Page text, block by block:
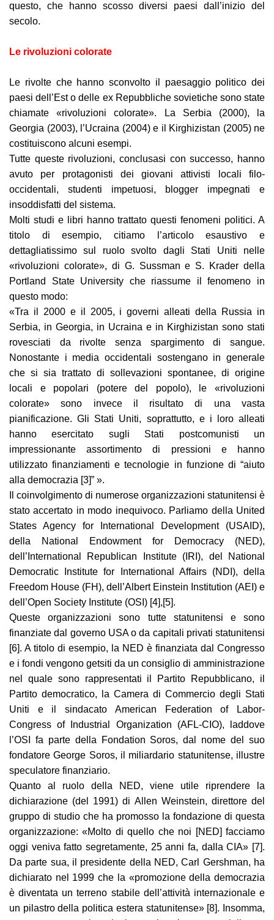
questo, che hanno scosso diversi paesi dall’inizio del
secolo.
Le rivoluzioni colorate
Le rivolte che hanno sconvolto il paesaggio politico dei
paesi dell’Est o delle ex Repubbliche sovietiche sono state
chiamate «rivoluzioni colorate». La Serbia (2000), la
Georgia (2003), l’Ucraina (2004) e il Kirghizistan (2005) ne
costituiscono alcuni esempi.
Tutte queste rivoluzioni, conclusasi con successo, hanno
avuto per protagonisti dei giovani attivisti locali filo-
occidentali, studenti impetuosi, blogger impegnati e
insoddisfatti del sistema.
Molti studi e libri hanno trattato questi fenomeni politici. A
titolo di esempio, citiamo l’articolo esaustivo e
dettagliatissimo sul ruolo svolto dagli Stati Uniti nelle
«rivoluzioni colorate», di G. Sussman e S. Krader della
Portland State University che riassume il fenomeno in
questo modo:
«Tra il 2000 e il 2005, i governi alleati della Russia in
Serbia, in Georgia, in Ucraina e in Kirghizistan sono stati
rovesciati da rivolte senza spargimento di sangue.
Nonostante i media occidentali sostengano in generale
che si sia trattato di sollevazioni spontanee, di origine
locali e popolari (potere del popolo), le «rivoluzioni
colorate» sono invece il risultato di una vasta
pianificazione. Gli Stati Uniti, soprattutto, e i loro alleati
hanno esercitato sugli Stati postcomunisti un
impressionante assortimento di pressioni e hanno
utilizzato finanziamenti e tecnologie in funzione di “aiuto
alla democrazia [3]” ».
Il coinvolgimento di numerose organizzazioni statunitensi è
stato accertato in modo inequivoco. Parliamo della United
States Agency for International Development (USAID),
della National Endowment for Democracy (NED),
dell’International Republican Institute (IRI), del National
Democratic Institute for International Affairs (NDI), della
Freedom House (FH), dell’Albert Einstein Institution (AEI) e
dell’Open Society Institute (OSI) [4],[5].
Queste organizzazioni sono tutte statunitensi e sono
finanziate dal governo USA o da capitali privati statunitensi
[6]. A titolo di esempio, la NED è finanziata dal Congresso
e i fondi vengono getsiti da un consiglio di amministrazione
nel quale sono rappresentati il Partito Repubblicano, il
Partito democratico, la Camera di Commercio degli Stati
Uniti e il sindacato American Federation of Labor-
Congress of Industrial Organization (AFL-CIO), laddove
l’OSI fa parte della Fondation Soros, dal nome del suo
fondatore George Soros, il miliardario statunitense, illustre
speculatore finanziario.
Quanto al ruolo della NED, viene utile riprendere la
dichiarazione (del 1991) di Allen Weinstein, direttore del
gruppo di studio che ha promosso la fondazione di questa
organizzazione: «Molto di quello che noi [NED] facciamo
oggi veniva fatto segretamente, 25 anni fa, dalla CIA» [7].
Da parte sua, il presidente della NED, Carl Gershman, ha
dichiarato nel 1999 che la «promozione della democrazia
è diventata un terreno stabile dell’attività internazionale e
un pilastro della politica estera statunitense» [8]. Insomma,